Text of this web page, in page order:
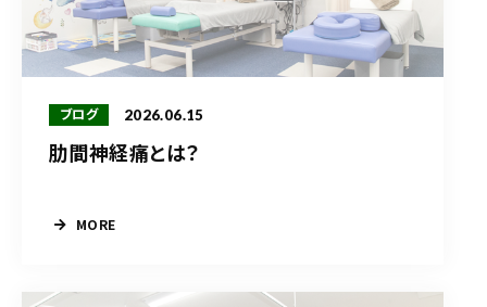
ブログ 2026.06.15
肋間神経痛とは？
MORE